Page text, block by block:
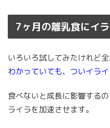
7ヶ月の離乳食にイ
いろいろ試してみたけれど
わかっていても、ついイライ
食べないと成長に影響する
ライラを加速させます。